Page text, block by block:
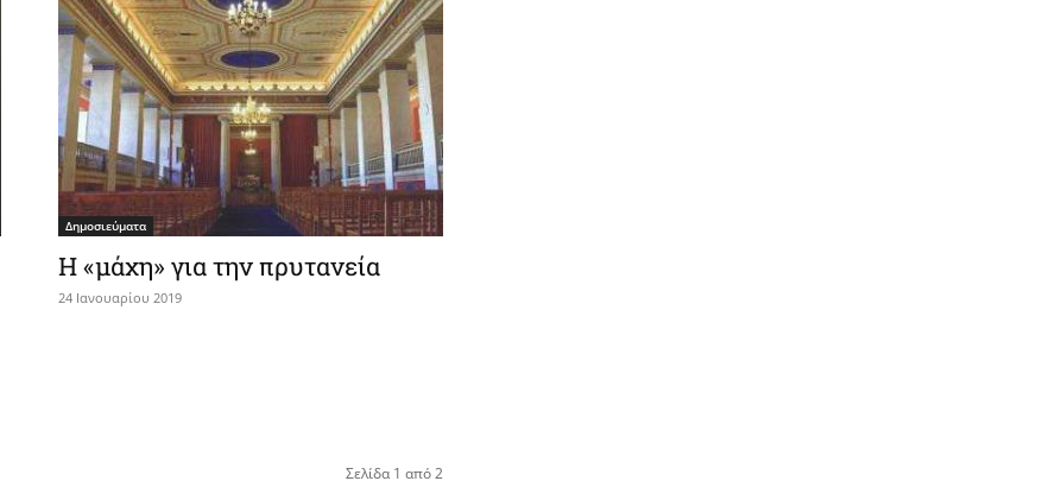
Δημοσιεύματα
Η «μάχη» για την πρυτανεία
24 Ιανουαρίου 2019
Σελίδα 1 από 2